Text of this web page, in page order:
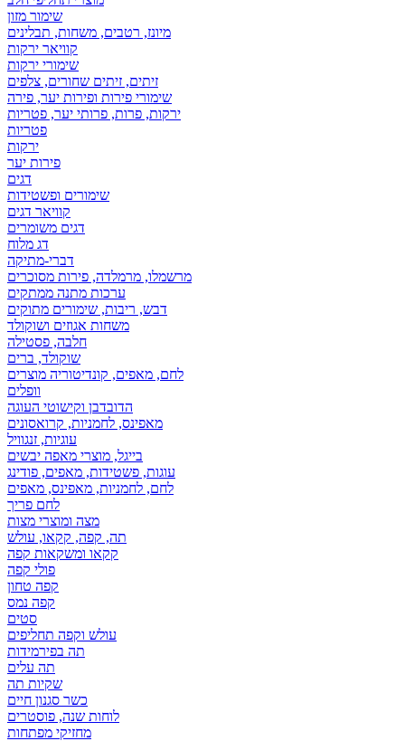
שימור מזון
מיונז, רטבים, משחות, תבלינים
קוויאר ירקות
שימורי ירקות
זיתים, זיתים שחורים, צלפים
שימורי פירות ופירות יער, פירה
ירקות, פרות, פרותי יער, פטריות
פטריות
ירקות
פירות יער
דגים
שימורים ופשטידות
קוויאר דגים
דגים משומרים
דג מלוח
דברי-מתיקה
מרשמלו, מרמלדה, פירות מסוכרים
ערכות מתנה ממתקים
דבש, ריבות, שימורים מתוקים
משחות אגוזים ושוקולד
חלבה, פסטילה
שוקולד, ברים
לחם, מאפים, קונדיטוריה מוצרים
וופלים
הדובדבן וקישוטי העוגה
מאפינס, לחמניות, קרואסונים
עוגיות, זנגוויל
בייגל, מוצרי מאפה יבשים
עוגות, פשטידות, מאפים, פודינג
לחם, לחמניות, מאפינס, מאפים
לחם פריך
מצה ומוצרי מצות
תה, קפה, קקאו, עולש
קקאו ומשקאות קפה
פולי קפה
קפה טחון
קפה נמס
סטים
עולש וקפה תחליפים
תה בפירמידות
תה עלים
שקיות תה
כשר סגנון חיים
לוחות שנה, פוסטרים
מחזיקי מפתחות